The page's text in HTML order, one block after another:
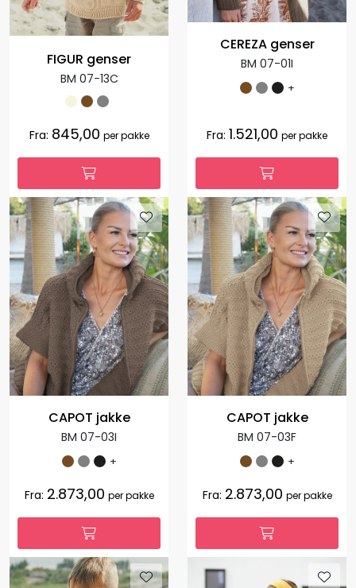
FIGUR genser
BM 07-13C
Fra: 845,00 per pakke
CEREZA genser
BM 07-01I
+
Fra: 1.521,00 per pakke
CAPOT jakke
BM 07-03I
+
Fra: 2.873,00 per pakke
CAPOT jakke
BM 07-03F
+
Fra: 2.873,00 per pakke